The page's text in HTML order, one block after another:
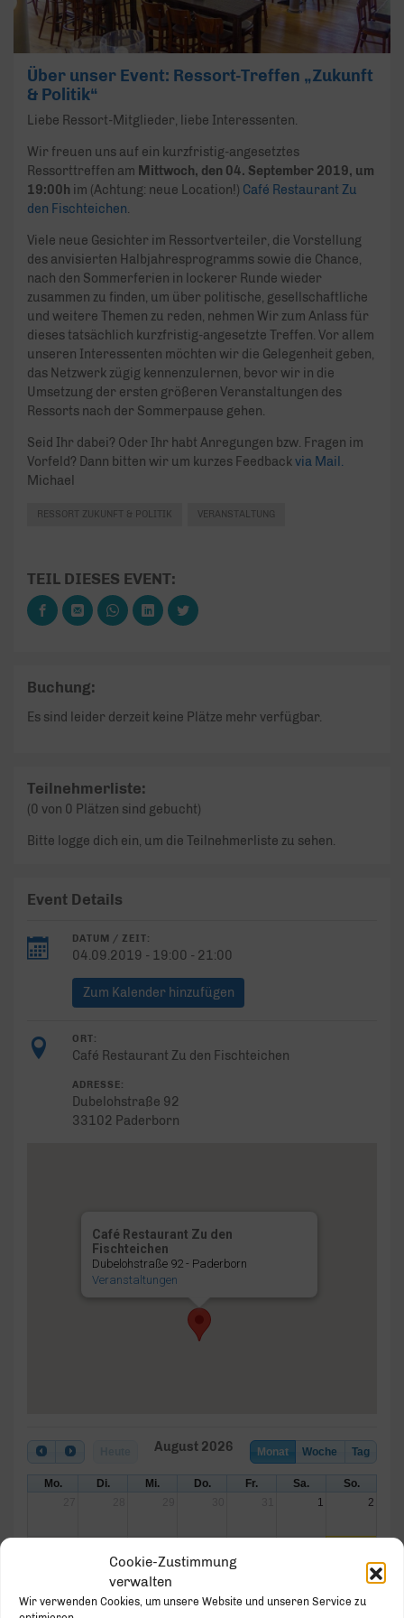
Cookie-Zustimmung
verwalten
Wir verwenden Cookies, um unsere Website und unseren Service zu
Über unser Event: Ressort-Treffen „Zukunft
& Politik“
Liebe Ressort-Mitglieder, liebe Interessenten.
Wir freuen uns auf ein kurzfristig-angesetztes
Ressorttreffen am Mittwoch, den 04. September 2019, um
19:00h im (Achtung: neue Location!) Café Restaurant Zu
den Fischteichen.
Viele neue Gesichter im Ressortverteiler, die Vorstellung
des anvisierten Halbjahresprogramms sowie die Chance,
nach den Sommerferien in lockerer Runde wieder
zusammen zu finden, um über politische, gesellschaftliche
und weitere Themen zu reden, nehmen Wir zum Anlass für
dieses tatsächlich kurzfristig-angesetzte Treffen. Vor allem
unseren Interessenten möchten wir die Gelegenheit geben,
das Netzwerk zügig kennenzulernen, bevor wir in die
Umsetzung der ersten größeren Veranstaltungen des
Ressorts nach der Sommerpause gehen.
Seid Ihr dabei? Oder Ihr habt Anregungen bzw. Fragen im
Vorfeld? Dann bitten wir um kurzes Feedbackvia Mail.
Michael
RESSORT ZUKUNFT & POLITIK VERANSTALTUNG
TEIL DIESES EVENT:
Buchung:
Es sind leider derzeit keine Plätze mehr verfügbar.
Teilnehmerliste:
(0 von 0 Plätzen sind gebucht)
Bitte logge dich ein, um die Teilnehmerliste zu sehen.
Event Details
DATUM / ZEIT:
04.09.2019 - 19:00 - 21:00
Zum Kalender hinzufügen
ORT:
Café Restaurant Zu den Fischteichen
ADRESSE:
Dubelohstraße 92
33102 Paderborn
Café Restaurant Zu den
Fischteichen
Dubelohstraße 92 - Paderborn
Veranstaltungen
Monat Woche Tag
August 2026
Mo. Di. Mi. Do. Fr. Sa.
So.
1 2
11 12